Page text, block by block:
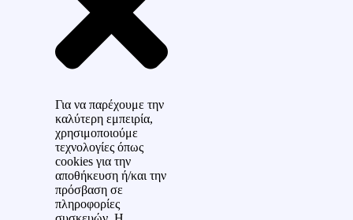
Για να παρέχουμε την
καλύτερη εμπειρία,
χρησιμοποιούμε
τεχνολογίες όπως
cookies για την
αποθήκευση ή/και την
πρόσβαση σε
πληροφορίες